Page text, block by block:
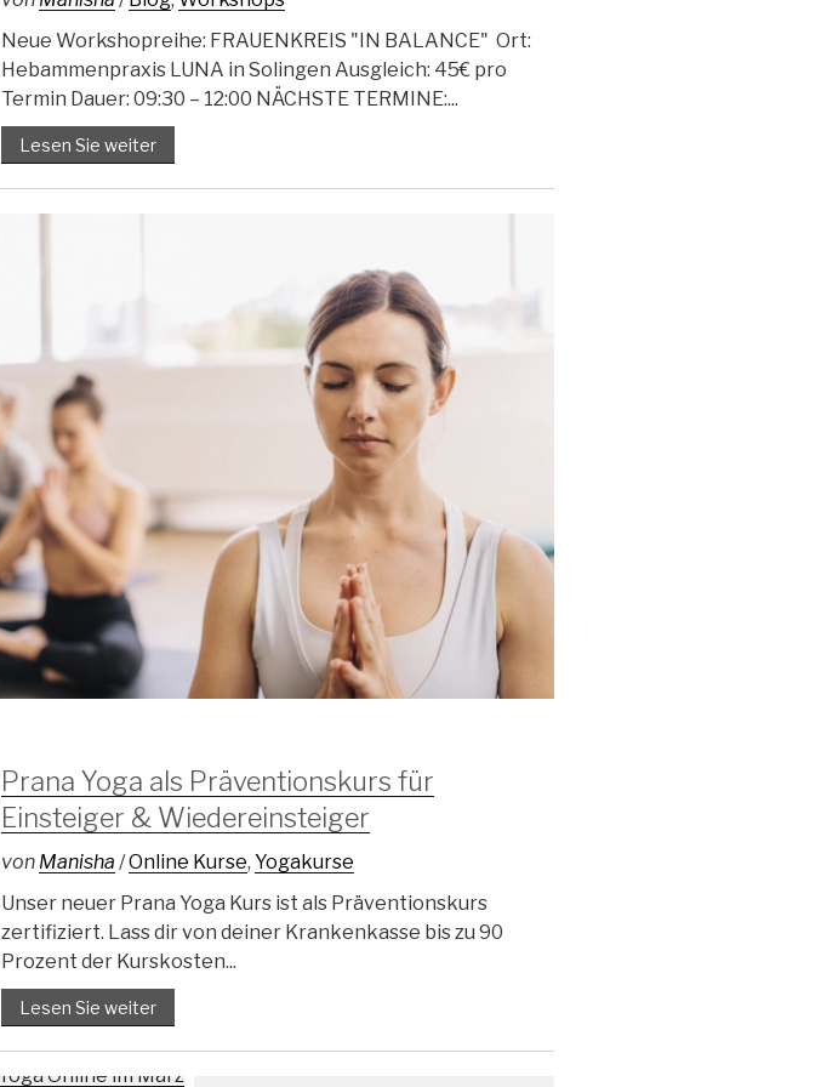
Neue Workshopreihe: FRAUENKREIS "IN BALANCE" Ort:
Hebammenpraxis LUNA in Solingen Ausgleich: 45€ pro
Termin Dauer: 09:30 – 12:00 NÄCHSTE TERMINE:...
Lesen Sie weiter
Prana Yoga als Präventionskurs für
Einsteiger & Wiedereinsteiger
von Manisha /Online Kurse, Yogakurse
Unser neuer Prana Yoga Kurs ist als Präventionskurs
zertifiziert. Lass dir von deiner Krankenkasse bis zu 90
Prozent der Kurskosten...
Lesen Sie weiter